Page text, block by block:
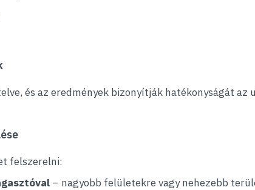
és az eredmények bizonyítják hatékonyságát
felszerelni:
– nagyobb felületekre vagy nehezebb